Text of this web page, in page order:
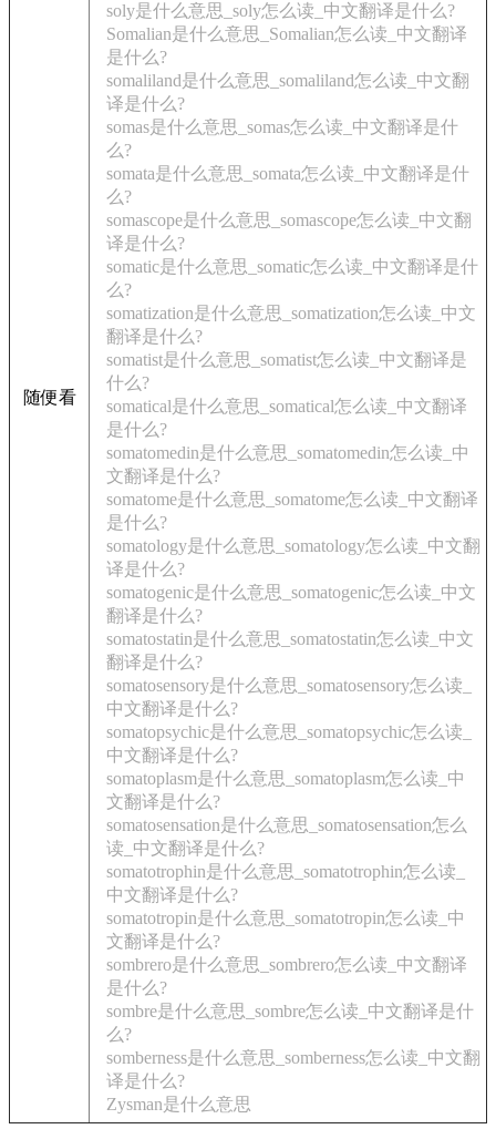
随便看
soly是什么意思_soly怎么读_中文翻译是什么?
Somalian是什么意思_Somalian怎么读_中文翻译
是什么?
somaliland是什么意思_somaliland怎么读_中文翻
译是什么?
somas是什么意思_somas怎么读_中文翻译是什
么?
somata是什么意思_somata怎么读_中文翻译是什
么?
somascope是什么意思_somascope怎么读_中文翻
译是什么?
somatic是什么意思_somatic怎么读_中文翻译是什
么?
somatization是什么意思_somatization怎么读_中文
翻译是什么?
somatist是什么意思_somatist怎么读_中文翻译是
什么?
somatical是什么意思_somatical怎么读_中文翻译
是什么?
somatomedin是什么意思_somatomedin怎么读_中
文翻译是什么?
somatome是什么意思_somatome怎么读_中文翻译
是什么?
somatology是什么意思_somatology怎么读_中文翻
译是什么?
somatogenic是什么意思_somatogenic怎么读_中文
翻译是什么?
somatostatin是什么意思_somatostatin怎么读_中文
翻译是什么?
somatosensory是什么意思_somatosensory怎么读_
中文翻译是什么?
somatopsychic是什么意思_somatopsychic怎么读_
中文翻译是什么?
somatoplasm是什么意思_somatoplasm怎么读_中
文翻译是什么?
somatosensation是什么意思_somatosensation怎么
读_中文翻译是什么?
somatotrophin是什么意思_somatotrophin怎么读_
中文翻译是什么?
somatotropin是什么意思_somatotropin怎么读_中
文翻译是什么?
sombrero是什么意思_sombrero怎么读_中文翻译
是什么?
sombre是什么意思_sombre怎么读_中文翻译是什
么?
somberness是什么意思_somberness怎么读_中文翻
译是什么?
Zysman是什么意思